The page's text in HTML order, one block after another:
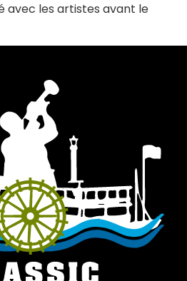
avec les artistes avant le